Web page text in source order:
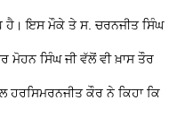
ਇਸ ਮੌਕੇ ਤੇ ਸ. ਚਰਨਜੀਤ ਸਿੰਘ
ਸਿੰਘ ਜੀ ਵੱਲੋਂ ਵੀ ਖ਼ਾਸ ਤੌਰ
ਹਰਸਿਮਰਨਜੀਤ ਕੌਰ ਨੇ ਕਿਹਾ ਕਿ